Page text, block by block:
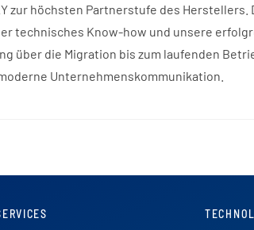
zur höchsten Partnerstufe des Herstellers.
technisches Know-how und unsere
über die Migration bis zum laufenden
Unternehmenskommunikation.